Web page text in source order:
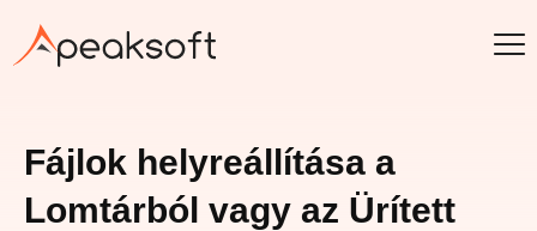
Fájlok helyreállítása a
Lomtárból vagy az Ürített